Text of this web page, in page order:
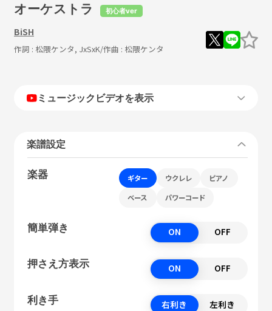
オーケストラ 初心者ver
BiSH
作詞 : 松隈ケンタ, JxSxK/作曲 : 松隈ケンタ
ミュージックビデオを表示
楽譜設定
楽器 ギター ウクレレ ピアノ
ベース パワーコード
簡単弾き ON OFF
押さえ方表示 ON OFF
利き手 右利き 左利き